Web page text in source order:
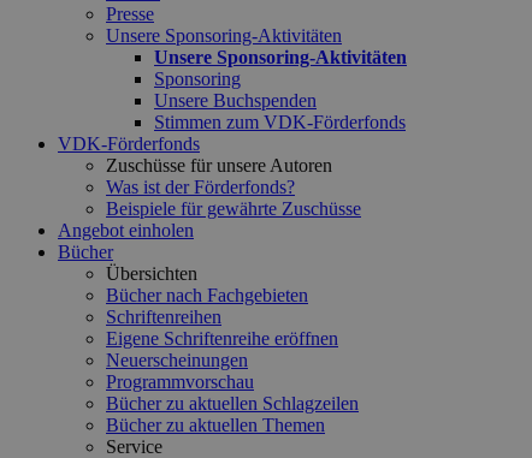
Presse
Unsere Sponsoring-Aktivitäten
Unsere Sponsoring-Aktivitäten
Sponsoring
Unsere Buchspenden
Stimmen zum VDK-Förderfonds
VDK-Förderfonds
Zuschüsse für unsere Autoren
Was ist der Förderfonds?
Beispiele für gewährte Zuschüsse
Angebot einholen
Bücher
Übersichten
Bücher nach Fachgebieten
Schriftenreihen
Eigene Schriftenreihe eröffnen
Neuerscheinungen
Programmvorschau
Bücher zu aktuellen Schlagzeilen
Bücher zu aktuellen Themen
Service